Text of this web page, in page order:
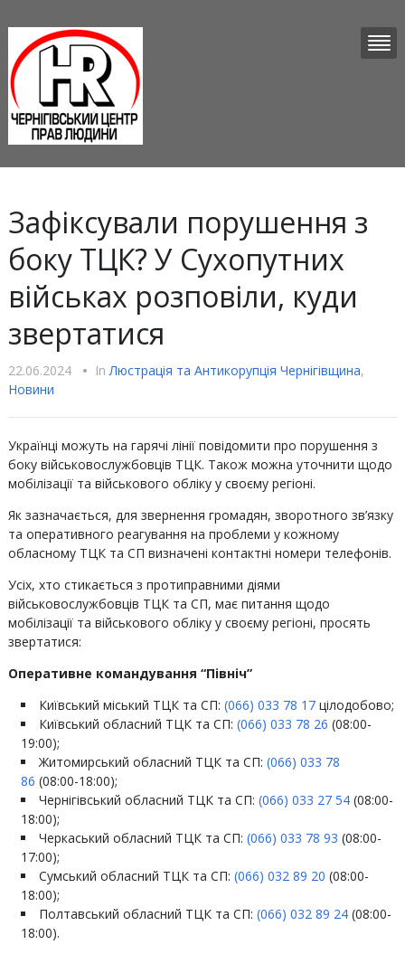
Зафіксували порушення з
боку ТЦК? У Сухопутних
військах розповіли, куди
звертатися
22.06.2024 • InЛюстрацiя та Антикорупцiя Чернігівщина,
Новини
Українці можуть на гарячі лінії повідомити про порушення з
боку військовослужбовців ТЦК. Також можна уточнити щодо
мобілізації та військового обліку у своєму регіоні.
Як зазначається, для звернення громадян, зворотного зв’язку
та оперативного реагування на проблеми у кожному
обласному ТЦК та СП визначені контактні номери телефонів.
Усіх, хто стикається з протиправними діями
військовослужбовців ТЦК та СП, має питання щодо
мобілізації та військового обліку у своєму регіоні, просять
звертатися:
Оперативне командування “Північ”
Київський міський ТЦК та СП: (066) 033 78 17цілодобово;
Київський обласний ТЦК та СП: (066) 033 78 26 (08:00-
19:00);
Житомирський обласний ТЦК та СП: (066) 033 78
86 (08:00-18:00);
Чернігівський обласний ТЦК та СП: (066) 033 27 54(08:00-
18:00);
Черкаський обласний ТЦК та СП: (066) 033 78 93 (08:00-
17:00);
Сумський обласний ТЦК та СП: (066) 032 89 20 (08:00-
18:00);
Полтавський обласний ТЦК та СП: (066) 032 89 24(08:00-
18:00).